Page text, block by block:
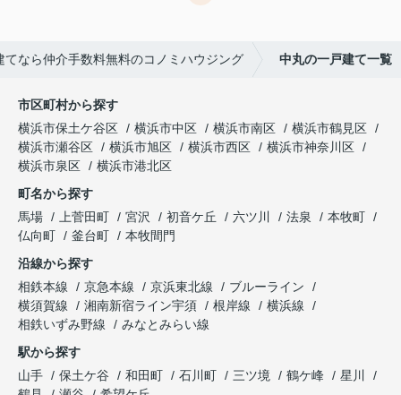
なら仲介手数料無料のコノミハウジング 中丸の一戸建て一覧
市区町村から探す
横浜市保土ケ谷区
横浜市中区 横浜市南区
横浜市鶴見区
横浜市瀬谷区
横浜市旭区 横浜市西区
横浜市神奈川区
横浜市泉区
横浜市港北区
町名から探す
馬場
上菅田町 宮沢 初音ケ丘 六ツ川 法泉
本牧町
仏向町
釜台町
本牧間門
沿線から探す
相鉄本線
京急本線 京浜東北線
ブルーライン
横須賀線
湘南新宿ライン宇須 根岸線
横浜線
相鉄いずみ野線
みなとみらい線
駅から探す
山手
保土ケ谷 和田町 石川町 三ツ境 鶴ケ峰
星川